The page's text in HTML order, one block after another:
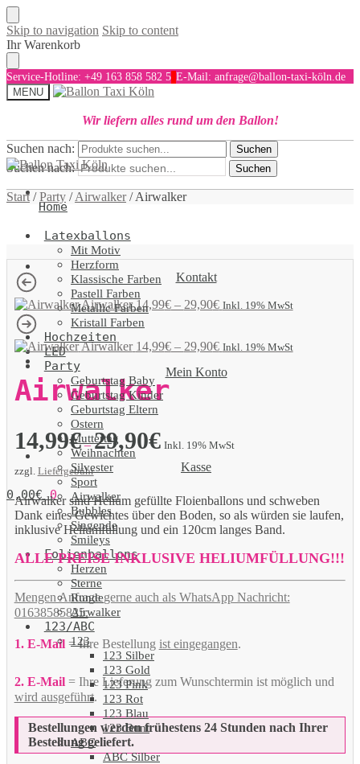
Skip to navigation Skip to content
Ihr Warenkorb
Service-Hotline: +49 163 858 582 5 E-Mail: anfrage@ballon-taxi-köln.de
MENU
Wir liefern alles rund um den Ballon!
Suchen nach: Suchen
Kontakt
Mein Konto
Kasse
0,00€ 0
Suchen nach: Suchen
Home
Latexballons
Mit Motiv
Herzform
Klassische Farben
Pastell Farben
Metallic Farben
Kristall Farben
Hochzeiten
LED
Party
Geburtstag Baby
Geburtstag Kinder
Geburtstag Eltern
Ostern
Muttertag
Weihnachten
Silvester
Sport
Airwalker
Bubbles
Singende
Smileys
Folienballons
Herzen
Sterne
Runde
Airwalker
123/ABC
123
123 Silber
123 Gold
123 Pink
123 Rot
123 Blau
123 Bunt
ABC
ABC Silber
Start /Party /Airwalker/Airwalker
Airwalker 14,99€– 29,90€ Inkl. 19% MwSt
Airwalker 14,99€– 29,90€ Inkl. 19% MwSt
Airwalker
14,99€–29,90€ Inkl. 19% MwSt
zzgl. Liefergebühr
Airwalker sind Helium gefüllte Floienballons und schweben
Dank eines Gewichtes über den Boden, so als würden sie laufen,
inklusive Heliumfüllung und ein 120cm langes Band.
ALLE PREISE INKLUSIVE HELIUMFÜLLUNG!!!
Mengen Anfrage gerne auch als WhatsApp Nachricht:
01638585825.
1. E-Mail= Ihre Bestellung ist eingegangen.
2. E-Mail= Ihre Lieferung zum Wunschtermin ist möglich und
wird ausgeführt.
Bestellungen werden frühestens 24 Stunden nach Ihrer
Bestellung geliefert.